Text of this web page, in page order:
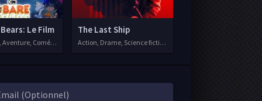
Le Film
Comédie, Famille, 2020
The Last Ship
Action, Drame, Science fiction, Séries VF, 2014